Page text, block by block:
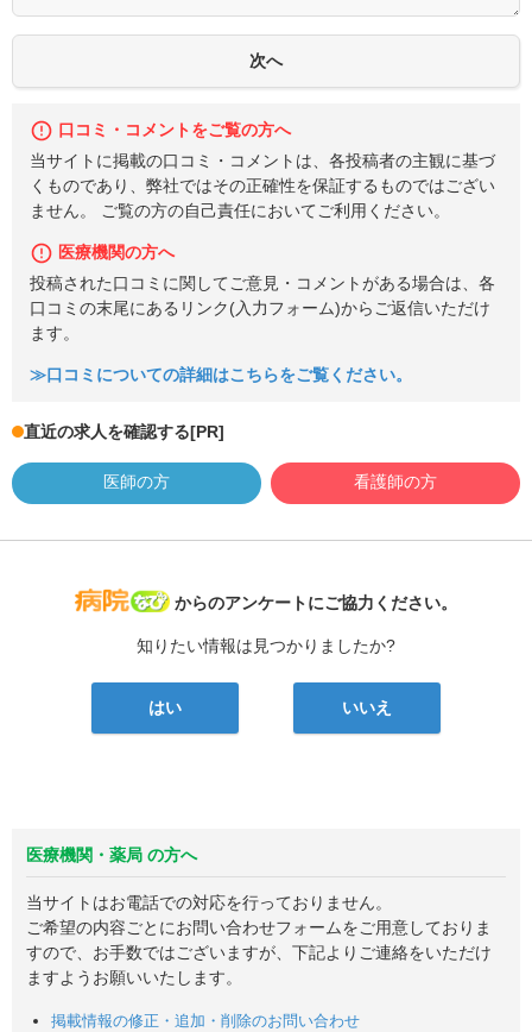
口コミ・コメントをご覧の方へ
当サイトに掲載の口コミ・コメントは、各投稿者の主観に基づ
くものであり、弊社ではその正確性を保証するものではござい
ません。 ご覧の方の自己責任においてご利用ください。
医療機関の方へ
投稿された口コミに関してご意見・コメントがある場合は、各
口コミの末尾にあるリンク(入力フォーム)からご返信いただけ
ます。
≫口コミについての詳細はこちらをご覧ください。
直近の求人を確認する[PR]
医師の方 看護師の方
病院なび
からのアンケートにご協力ください。
知りたい情報は見つかりましたか?
はい いいえ
医療機関・薬局 の方へ
当サイトはお電話での対応を行っておりません。
ご希望の内容ごとにお問い合わせフォームをご用意しておりま
すので、お手数ではございますが、下記よりご連絡をいただけ
ますようお願いいたします。
掲載情報の修正・追加・削除のお問い合わせ